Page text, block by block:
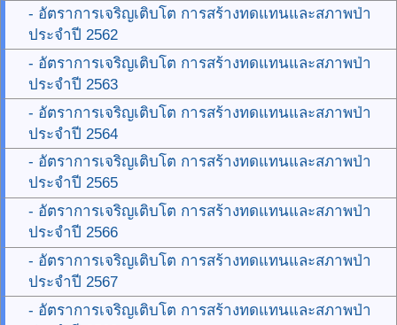
- อัตราการเจริญเติบโต การสร้างทดแทนและสภาพป่า
ประจำปี 2562
- อัตราการเจริญเติบโต การสร้างทดแทนและสภาพป่า
ประจำปี 2563
- อัตราการเจริญเติบโต การสร้างทดแทนและสภาพป่า
ประจำปี 2564
- อัตราการเจริญเติบโต การสร้างทดแทนและสภาพป่า
ประจำปี 2565
- อัตราการเจริญเติบโต การสร้างทดแทนและสภาพป่า
ประจำปี 2566
- อัตราการเจริญเติบโต การสร้างทดแทนและสภาพป่า
ประจำปี 2567
- อัตราการเจริญเติบโต การสร้างทดแทนและสภาพป่า